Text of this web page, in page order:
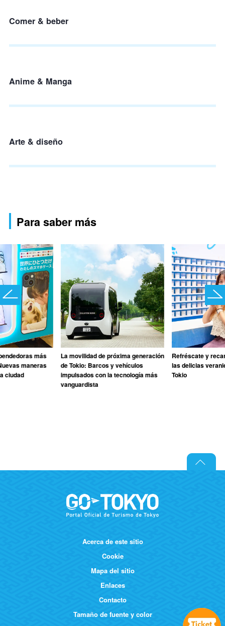
Comer & beber
Anime & Manga
Arte & diseño
Para saber más
más
maneras
ciudad
La movilidad de próxima generación
de Tokio: Barcos y vehículos
impulsados con la tecnología más
vanguardista
Refréscate y
las delicias
Tokio
Acerca de este sitio
Cookie
Mapa del sitio
Enlaces
Contacto
Tamaño de fuente y color